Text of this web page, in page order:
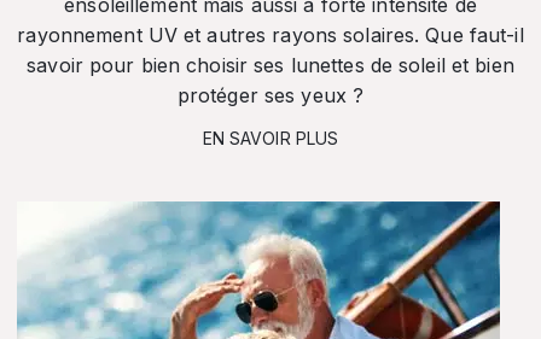
ensoleillement mais aussi à forte intensité de
rayonnement UV et autres rayons solaires. Que faut-il
savoir pour bien choisir ses lunettes de soleil et bien
protéger ses yeux ?
EN SAVOIR PLUS